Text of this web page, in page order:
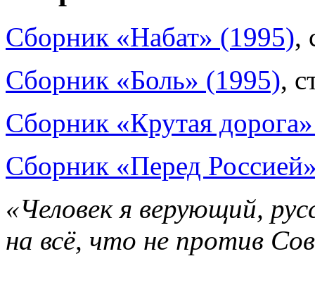
Сборник «Набат» (1995),
Сборник «Боль» (1995),
Сборник «Крутая
Сборник «Перед
«Человек я верующий,
на всё, что не против